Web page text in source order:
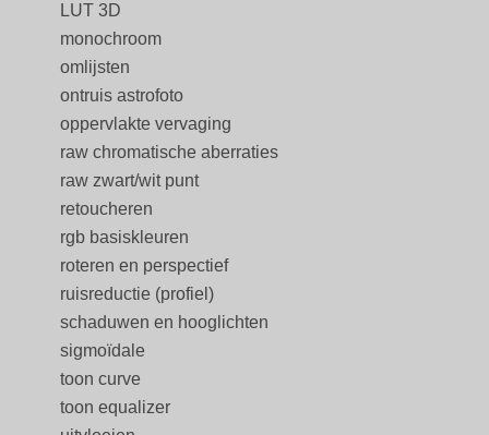
LUT 3D
monochroom
omlijsten
ontruis astrofoto
oppervlakte vervaging
raw chromatische aberraties
raw zwart/wit punt
retoucheren
rgb basiskleuren
roteren en perspectief
ruisreductie (profiel)
schaduwen en hooglichten
sigmoïdale
toon curve
toon equalizer